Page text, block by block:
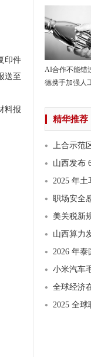
印件
送至
料报
AI合作不能错
德携手加强人
精华推荐
上合示范
山西发布
2025 年
职场安全
美关税新
山西算力
2026 年
小米汽车
全球经济
2025 全